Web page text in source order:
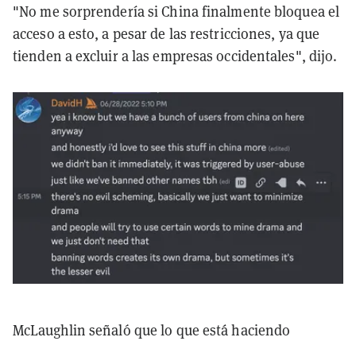
"No me sorprendería si China finalmente bloquea el
acceso a esto, a pesar de las restricciones, ya que
tienden a excluir a las empresas occidentales", dijo.
McLaughlin señaló que lo que está haciendo